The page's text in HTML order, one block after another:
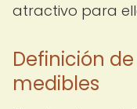
atractivo para
Definición
medibles